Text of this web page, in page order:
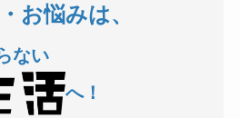
お悩みは、
ない
へ！